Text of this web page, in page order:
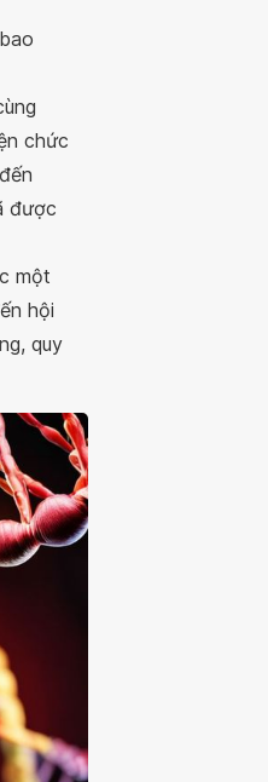
chức
được
một
hội
quy